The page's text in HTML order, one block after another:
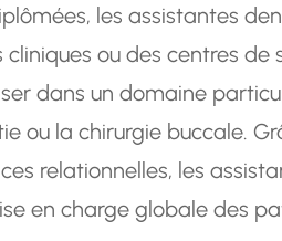
les assistantes
cliniques ou des centres
dans un domaine
ou la chirurgie buccale.
relationnelles, les
en charge globale des